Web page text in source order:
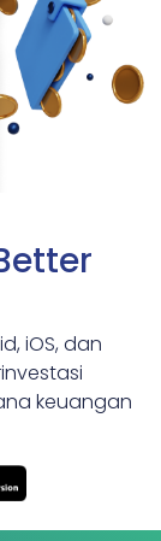
iOS, dan
keuangan